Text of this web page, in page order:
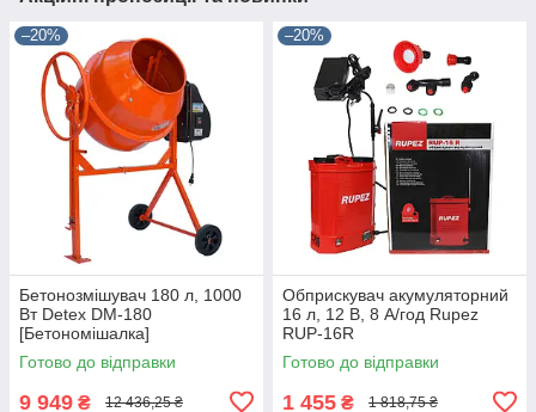
–20%
Бетонозмішувач 180 л, 1000
Вт Detex DM-180
[Бетономішалка]
Готово до відправки
9 949 ₴ 12 436,25 ₴
–20%
Обприскувач акумуляторний
16 л, 12 В, 8 А/год Rupez
RUP-16R
Готово до відправки
1 455 ₴ 1 818,75 ₴